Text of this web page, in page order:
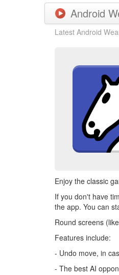
Android
Latest Android
Enjoy the classic
If you don't have
the app. You can
Round screens
Features include:
- Undo move, in
- The best AI